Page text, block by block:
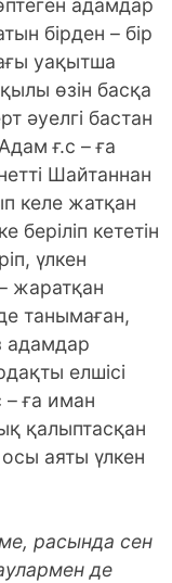
адамдар
бірден – бір
уақытша
өзін басқа
әуелгі бастан
ғ.с – ға
Шайтаннан
келе жатқан
кететін
үлкен
жаратқан
танымаған,
адамдар
елшісі
ға иман
қалыптасқан
осы аяты үлкен
расында сен
де